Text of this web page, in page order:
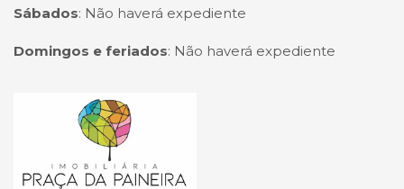
Sábados: Não haverá expediente
Domingos e feriados: Não haverá expediente
Página inicial